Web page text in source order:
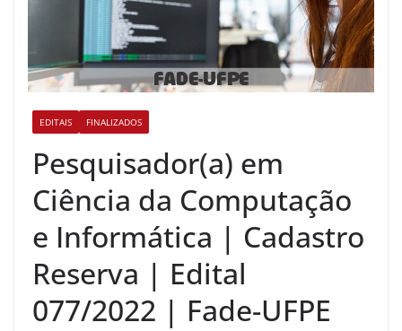
EDITAIS FINALIZADOS
Pesquisador(a) em
Ciência da Computação
e Informática | Cadastro
Reserva | Edital
077/2022 | Fade-UFPE